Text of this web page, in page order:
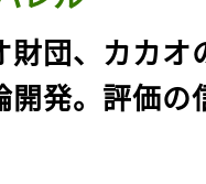
財団、カカオ
開発。評価の